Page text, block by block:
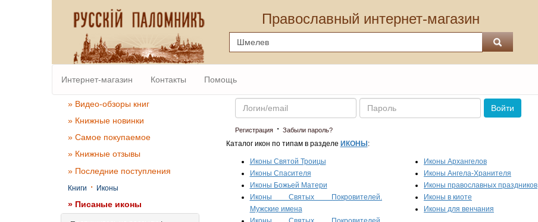
Православный интернет-магазин
Интернет-магазин Контакты Помощь
» Видео-обзоры книг
» Книжные новинки
» Самое покупаемое
» Книжные отзывы
» Последние поступления
Книги · Иконы
» Писаные иконы
Email Пароль
Войти
Регистрация· Забыли пароль?
Каталог икон по типам в разделе ИКОНЫ :
Иконы Святой Троицы
Иконы Спасителя
Иконы Божьей Матери
Иконы Святых Покровителей.
Мужские имена
Иконы Архангелов
Иконы Ангела-Хранителя
Иконы православных праздников
Иконы в киоте
Иконы для венчания